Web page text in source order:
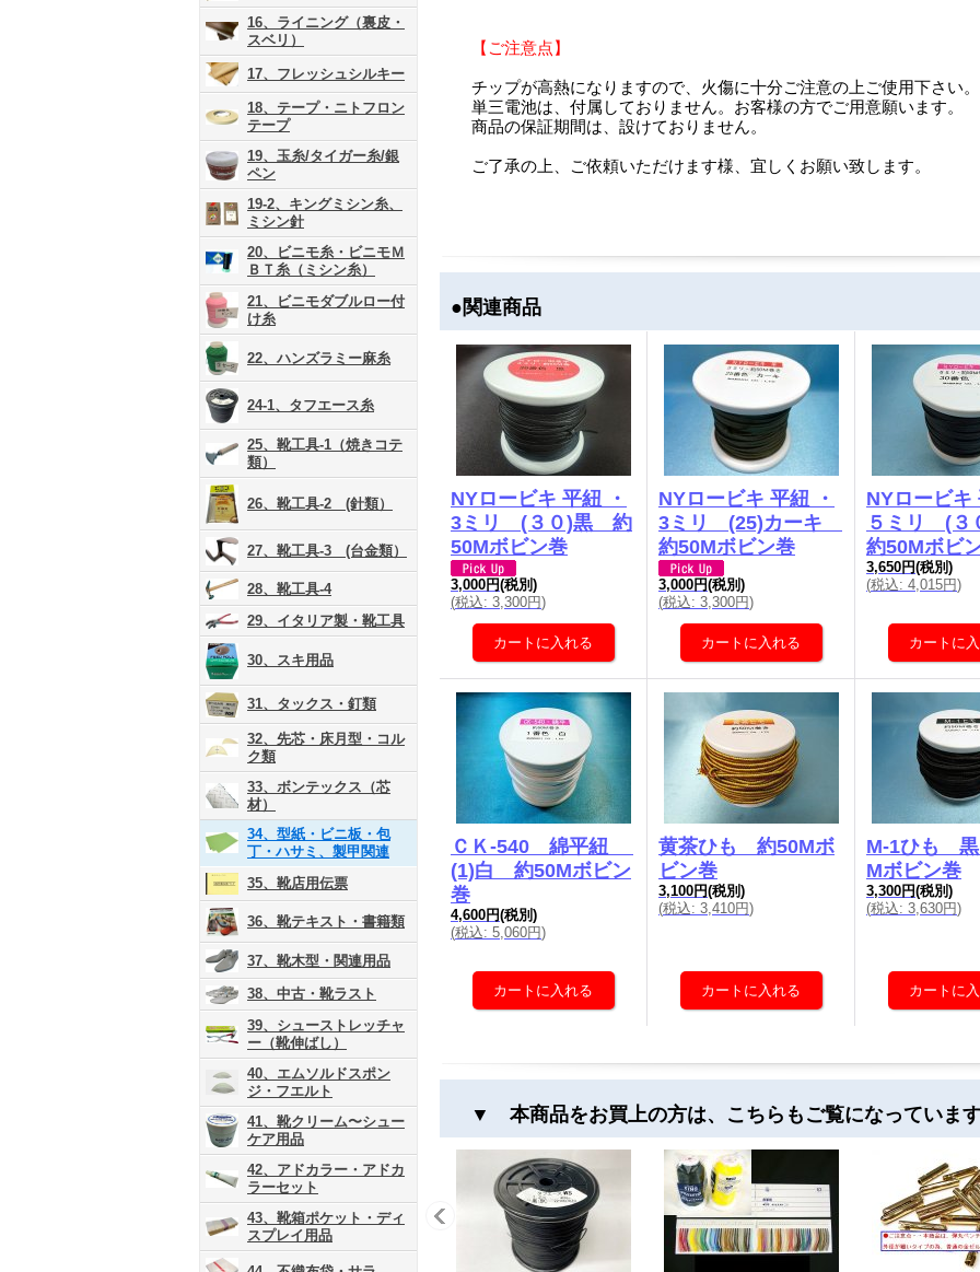
16、ライニング（裏皮・
スベリ）
17、フレッシュシルキー
18、テープ・ニトフロン
テープ
19、玉糸/タイガー糸/銀
ペン
19-2、キングミシン糸、
ミシン針
20、ビニモ糸・ビニモＭ
ＢＴ糸（ミシン糸）
21、ビニモダブルロー付
け糸
22、ハンズラミー麻糸
24-1、タフエース糸
25、靴工具-1（焼きコテ
類）
26、靴工具-2 (針類）
27、靴工具-3 (台金類）
28、靴工具-4
29、イタリア製・靴工具
30、スキ用品
31、タックス・釘類
32、先芯・床月型・コル
ク類
33、ボンテックス（芯
材）
34、型紙・ビニ板・包
丁・ハサミ、製甲関連
35、靴店用伝票
36、靴テキスト・書籍類
37、靴木型・関連用品
38、中古・靴ラスト
39、シューストレッチャ
ー（靴伸ばし）
40、エムソルドスポン
ジ・フエルト
41、靴クリーム〜シュー
ケア用品
42、アドカラー・アドカ
ラーセット
43、靴箱ポケット・ディ
スプレイ用品
【ご注意点】
チップが高熱になりますので、火傷に十分ご注意の上ご使用下さい。
単三電池は、付属しておりません。お客様の方でご用意願います。
商品の保証期間は、設けておりません。
ご了承の上、ご依頼いただけます様、宜しくお願い致します。
●関連商品
NYロービキ 平紐 ・
3ミリ (３０)黒 約
50Mボビン巻
3,000円(税別)
(税込: 3,300円)
NYロービキ 平紐 ・
3ミリ (25)カーキ
約50Mボビン巻
3,000円(税別)
(税込: 3,300円)
NYロービキ
５ミリ (
約50Mボビ
3,650円(税別)
(税込: 4,015円)
ＣＫ-540 綿平紐
(1)白 約50Mボビン
巻
4,600円(税別)
(税込: 5,060円)
黄茶ひも 約50Mボ
ビン巻
3,100円(税別)
(税込: 3,410円)
M-1ひも
Mボビン巻
3,300円(税別)
(税込: 3,630円)
▼ 本商品をお買上の方は、こちらもご覧になっていま